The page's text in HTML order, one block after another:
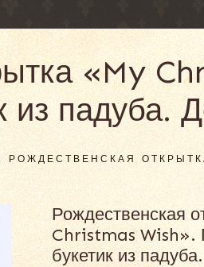
«My
из падуба.
РОЖДЕСТВЕНСКАЯ
Рождественская
Christmas Wish».
букетик из